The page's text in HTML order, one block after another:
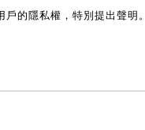
的隱私權，特別提出聲明。